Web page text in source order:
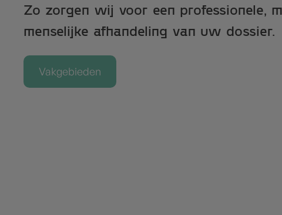
Zo zorgen wij voor een professionele,
menselijke afhandeling van uw dossier.
Vakgebieden